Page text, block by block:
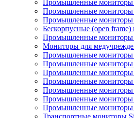
Промышленные мониторы
Промышленные
Промышленные мониторы
Бескорпусные (open
Промышленные мониторы
Мониторы для
Промышленные
Промышленные мониторы
Промышленные мониторы
Промышленные мониторы
Промышленные мониторы
Промышленные
Промышленные мониторы
Транспортные мониторы